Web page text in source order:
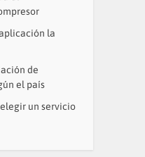
la
de
el país
un servicio